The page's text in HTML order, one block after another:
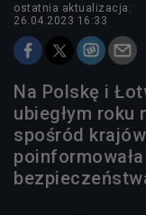
ostatnia aktualizacja:
26.04.2023 16:33
Na Polskę i
ubiegłym roku
spośród